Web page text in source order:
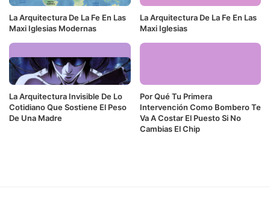
La Arquitectura De La Fe En Las
Maxi Iglesias Modernas
La Arquitectura De La Fe En Las
Maxi Iglesias
La Arquitectura Invisible De Lo
Cotidiano Que Sostiene El Peso
De Una Madre
Por Qué Tu Primera
Intervención Como Bombero Te
Va A Costar El Puesto Si No
Cambias El Chip